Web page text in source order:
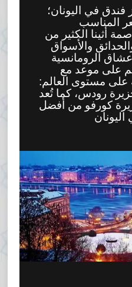
فندق في اليونان؛
المناسب
أثينا الكثير من
والأسواق
عشاق الرومانسية
على موعد مع
على مستوى العالم:
رودس، كما تُعد
كورفو من أفضل